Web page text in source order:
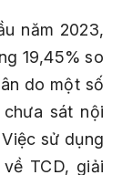
năm 2023,
19,45% so
do một số
sát nội
sử dụng
TCD, giải